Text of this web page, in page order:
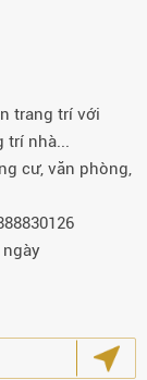
trang trí với
trí nhà...
cư, văn phòng,
ngày